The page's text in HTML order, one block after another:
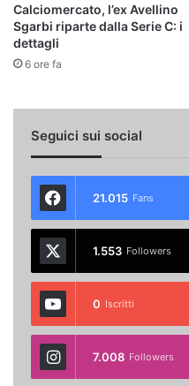
Calciomercato, l’ex Avellino
Sgarbi riparte dalla Serie C: i
dettagli
6 ore fa
Seguici sui social
21.015 Fans
1.553 Followers
0 Iscritti
7.008 Followers